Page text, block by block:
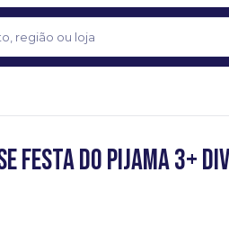
FESTA DO PIJAMA 3+